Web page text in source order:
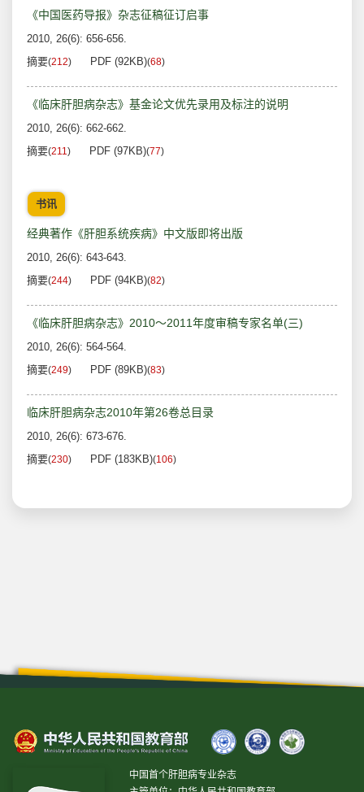
《中国医药导报》杂志征稿征订启事
2010, 26(6): 656-656.
摘要(212) PDF (92KB)(68)
《临床肝胆病杂志》基金论文优先录用及标注的说明
2010, 26(6): 662-662.
摘要(211) PDF (97KB)(77)
书讯
经典著作《肝胆系统疾病》中文版即将出版
2010, 26(6): 643-643.
摘要(244) PDF (94KB)(82)
《临床肝胆病杂志》2010～2011年度审稿专家名单(三)
2010, 26(6): 564-564.
摘要(249) PDF (89KB)(83)
临床肝胆病杂志2010年第26卷总目录
2010, 26(6): 673-676.
摘要(230) PDF (183KB)(106)
中国首个肝胆病专业杂志